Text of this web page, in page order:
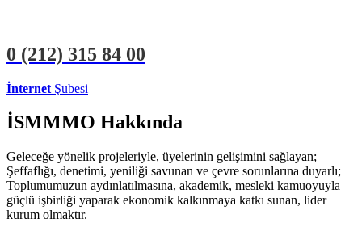
0 (212) 315 84 00
İnternet Şubesi
İSMMMO Hakkında
Geleceğe yönelik projeleriyle, üyelerinin gelişimini sağlayan;
Şeffaflığı, denetimi, yeniliği savunan ve çevre sorunlarına duyarlı;
Toplumumuzun aydınlatılmasına, akademik, mesleki kamuoyuyla
güçlü işbirliği yaparak ekonomik kalkınmaya katkı sunan, lider
kurum olmaktır.